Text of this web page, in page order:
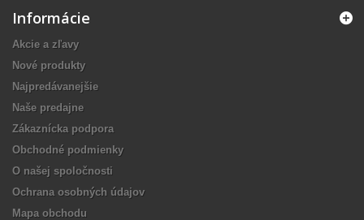
Informácie
Akcie a zľavy
Nové produkty
Najpredávanejšie
Naše predajne
Zákaznícka podpora
Obchodné podmienky
O našej spoločnosti
Ochrana osobných údajov
Mapa obchodu